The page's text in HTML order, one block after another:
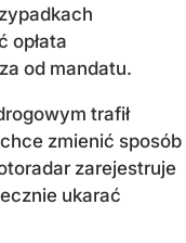
opłata
od mandatu.
trafił
zmienić sposób
zarejestruje
ukarać